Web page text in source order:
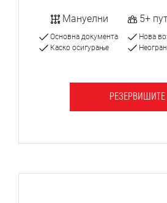
Мануелни 5+
Основна документа
Каско осигурање
Нова
РЕЗЕРВИШИТЕ